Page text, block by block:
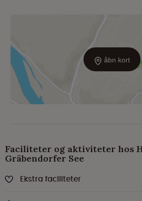
åbn kort
Faciliteter og aktiviteter hos
Gräbendorfer See
Ekstra faciliteter